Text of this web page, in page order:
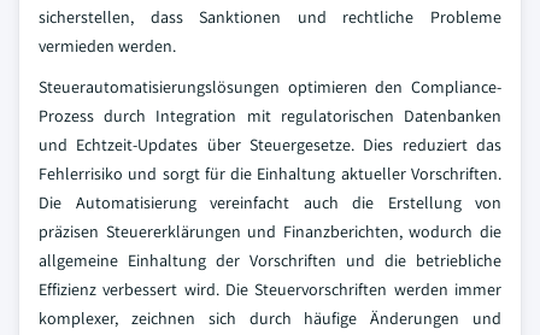
sicherstellen, dass Sanktionen und rechtliche Probleme
vermieden werden.
Steuerautomatisierungslösungen optimieren den Compliance-
Prozess durch Integration mit regulatorischen Datenbanken
und Echtzeit-Updates über Steuergesetze. Dies reduziert das
Fehlerrisiko und sorgt für die Einhaltung aktueller Vorschriften.
Die Automatisierung vereinfacht auch die Erstellung von
präzisen Steuererklärungen und Finanzberichten, wodurch die
allgemeine Einhaltung der Vorschriften und die betriebliche
Effizienz verbessert wird. Die Steuervorschriften werden immer
komplexer, zeichnen sich durch häufige Änderungen und